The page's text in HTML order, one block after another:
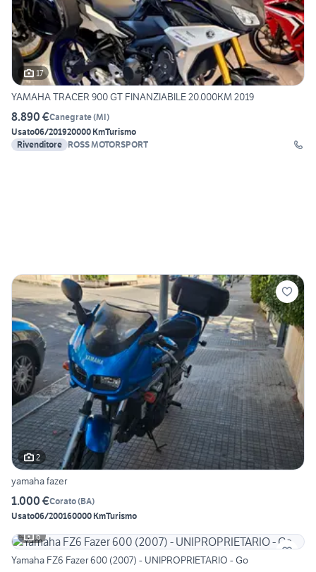
17
YAMAHA TRACER 900 GT FINANZIABILE 20.000KM 2019
8.890 €Canegrate(MI)
Usato06/201920000 KmTurismo
Rivenditore ROSS MOTORSPORT
2
yamaha fazer
1.000 €Corato(BA)
Usato06/200160000 KmTurismo
6
Yamaha FZ6 Fazer 600 (2007) - UNIPROPRIETARIO - Go